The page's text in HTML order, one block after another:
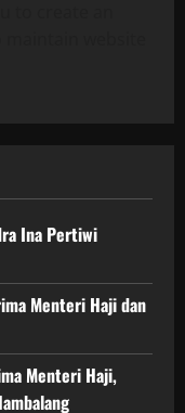
Ina Pertiwi
Menteri Haji dan
Menteri Haji,